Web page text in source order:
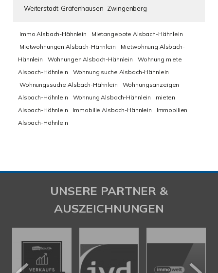
Weiterstadt-Gräfenhausen Zwingenberg
Immo Alsbach-Hähnlein
Mietangebote Alsbach-Hähnlein
Mietwohnungen Alsbach-Hähnlein
Mietwohnung Alsbach-
Hähnlein
Wohnungen Alsbach-Hähnlein
Wohnung miete
Alsbach-Hähnlein
Wohnung suche Alsbach-Hähnlein
Wohnungssuche Alsbach-Hähnlein
Wohnungsanzeigen
Alsbach-Hähnlein
Wohnung Alsbach-Hähnlein
mieten
Alsbach-Hähnlein
Immobilie Alsbach-Hähnlein
Immobilien
Alsbach-Hähnlein
UNSERE PARTNER &
AUSZEICHNUNGEN